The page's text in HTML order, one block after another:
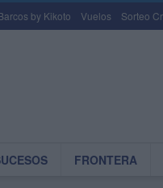
by Kikoto Vuelos Sorteo
FRONTERA